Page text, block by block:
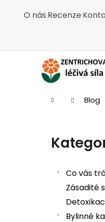
O nás·Recenze·
Domů Blog
Přeskočit
Co vás
Zásadité
Bylinné
Košík